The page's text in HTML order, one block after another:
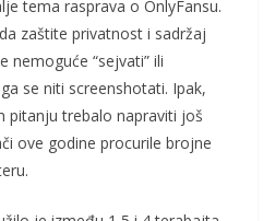
tema rasprava o OnlyFansu.
zaštite privatnost i sadržaj
nemoguće “sejvati” ili
se niti screenshotati. Ipak,
pitanju trebalo napraviti još
ove godine procurile brojne